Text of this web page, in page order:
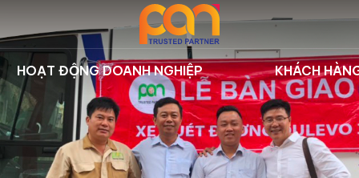
thị | Dulevo
| Nilfisk
HOẠT ĐỘNG DOANH NGHIỆP
Sự kiện công ty
Hoạt động đào tạo
KHÁCH
Dự án tiêu
Khách